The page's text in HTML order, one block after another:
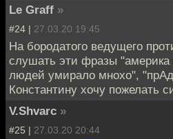
Le Graff »
#24 | 27.03.20 19:45
На бородатого ведущего
слушать эти фразы
людей умирало мнохо",
Константину хочу пожелать
V.Shvarc »
#25 | 27.03.20 20:44